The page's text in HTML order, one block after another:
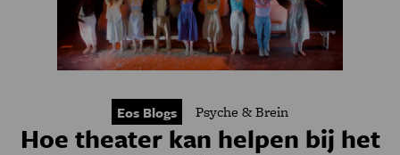
Eos Blogs Psyche & Brein
Hoe theater kan helpen bij het